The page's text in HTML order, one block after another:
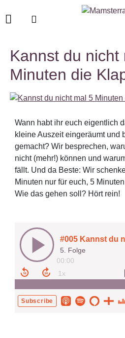
Kannst du nicht
Minuten die
Wann habt ihr euch eigentlich
kleine Auszeit eingeräumt und
gemacht? Wir besprechen,
nicht (mehr!) können und
fällt. Und da Beste: Wir
Minuten nur für euch, 5
Wie das gehen soll? Hört rein!